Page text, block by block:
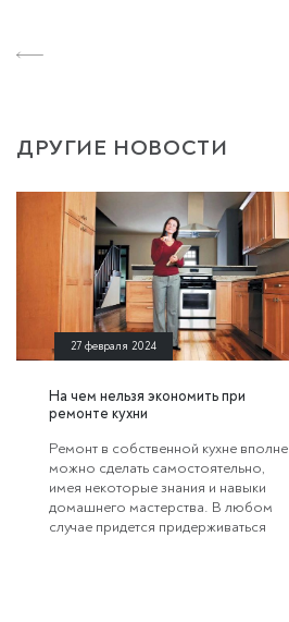
ДРУГИЕ НОВОСТИ
27 февраля 2024
На чем нельзя экономить при
ремонте кухни
Ремонт в собственной кухне вполне
можно сделать самостоятельно,
имея некоторые знания и навыки
домашнего мастерства. В любом
случае придется придерживаться